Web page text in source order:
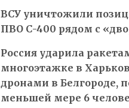
ВСУ уничтожили
ПВО С-400 рядом с
Россия ударила
многоэтажке в
дронами в Белгороде,
меньшей мере 6